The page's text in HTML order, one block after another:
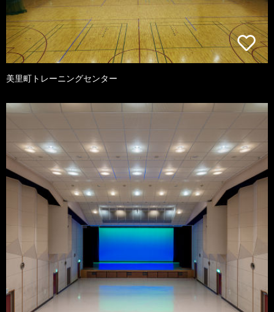
美里町トレーニングセンター